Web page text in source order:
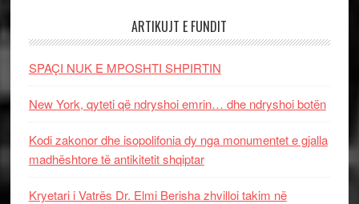
ARTIKUJT E FUNDIT
SPAÇI NUK E MPOSHTI SHPIRTIN
New York, qyteti që ndryshoi emrin… dhe ndryshoi botën
Kodi zakonor dhe isopolifonia dy nga monumentet e gjalla
madhështore të antikitetit shqiptar
Kryetari i Vatrës Dr. Elmi Berisha zhvilloi takim në